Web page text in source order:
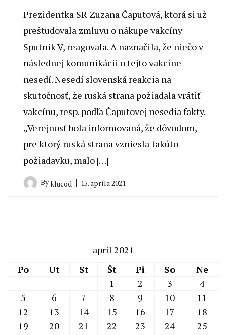
Prezidentka SR Zuzana Čaputová, ktorá si už
preštudovala zmluvu o nákupe vakcíny
Sputnik V, reagovala. A naznačila, že niečo v
následnej komunikácii o tejto vakcíne
nesedí. Nesedí slovenská reakcia na
skutočnosť, že ruská strana požiadala vrátiť
vakcínu, resp. podľa Čaputovej nesedia fakty.
„Verejnosť bola informovaná, že dôvodom,
pre ktorý ruská strana vzniesla takúto
požiadavku, malo […]
Byklucod 15. apríla 2021
apríl 2021
Po
Ut St Št Pi So Ne
1 2 3
4
5
6 7 8 9 10
11
12
13 14 15 16 17
18
19
20 21 22 23 24
25